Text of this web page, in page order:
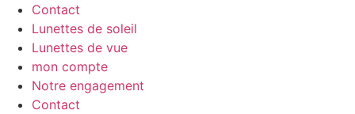
Contact
Lunettes de soleil
Lunettes de vue
mon compte
Notre engagement
Contact